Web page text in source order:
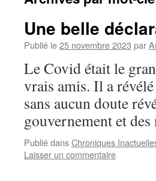
Une belle
Publié le25 novembre 2023 par
Le Covid était le
vrais amis. Il a
sans aucun doute
gouvernement et
Publié dansChroniques
Laisser un commentaire